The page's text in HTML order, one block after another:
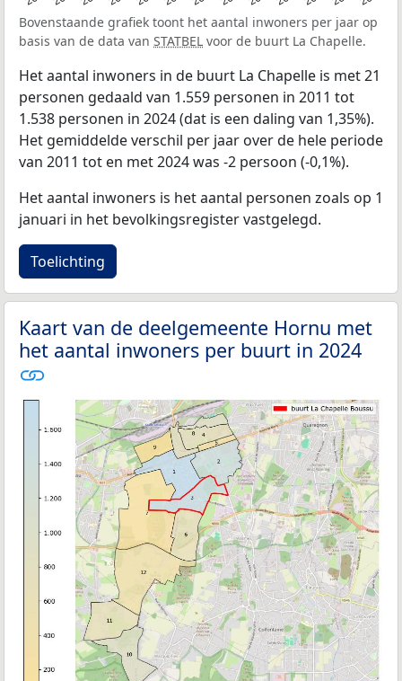
Bovenstaande grafiek toont het aantal inwoners per jaar op
basis van de data van STATBEL voor de buurt La Chapelle.
Het aantal inwoners in de buurt La Chapelle is met 21
personen gedaald van 1.559 personen in 2011 tot
1.538 personen in 2024 (dat is een daling van 1,35%).
Het gemiddelde verschil per jaar over de hele periode
van 2011 tot en met 2024 was -2 persoon (-0,1%).
Het aantal inwoners is het aantal personen zoals op 1
januari in het bevolkingsregister vastgelegd.
Toelichting
Kaart van de deelgemeente Hornu met
het aantal inwoners per buurt in 2024